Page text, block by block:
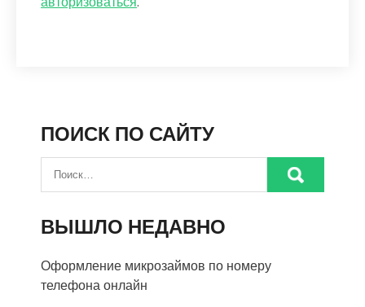
ПОИСК ПО САЙТУ
ВЫШЛО НЕДАВНО
Оформление микрозаймов по номеру
телефона онлайн